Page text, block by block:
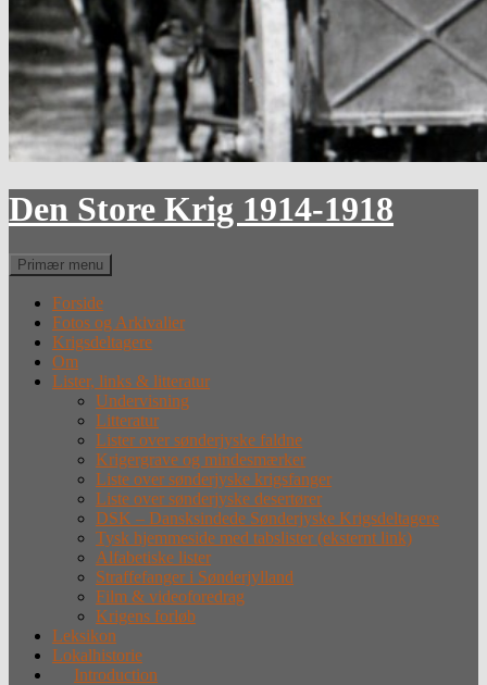
Den Store Krig 1914-1918
Søg
Primær menu
Forside
Fotos og Arkivalier
Krigsdeltagere
Om
Lister, links & litteratur
Undervisning
Litteratur
Lister over sønderjyske faldne
Krigergrave og mindesmærker
Liste over sønderjyske krigsfanger
Liste over sønderjyske desertører
DSK – Dansksindede Sønderjyske Krigsdeltagere
Tysk hjemmeside med tabslister (eksternt link)
Alfabetiske lister
Straffefanger i Sønderjylland
Film & videoforedrag
Krigens forløb
Leksikon
Lokalhistorie
Introduction